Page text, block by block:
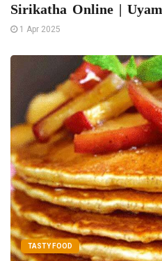
Sirikatha Online |
1 Apr 2025
TASTY FOOD